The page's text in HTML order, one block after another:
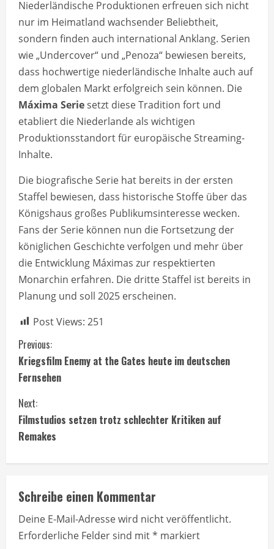
Niederländische Produktionen erfreuen sich nicht
nur im Heimatland wachsender Beliebtheit,
sondern finden auch international Anklang. Serien
wie „Undercover“ und „Penoza“ bewiesen bereits,
dass hochwertige niederländische Inhalte auch auf
dem globalen Markt erfolgreich sein können. Die
Máxima Seriesetzt diese Tradition fort und
etabliert die Niederlande als wichtigen
Produktionsstandort für europäische Streaming-
Inhalte.
Die biografische Serie hat bereits in der ersten
Staffel bewiesen, dass historische Stoffe über das
Königshaus großes Publikumsinteresse wecken.
Fans der Serie können nun die Fortsetzung der
königlichen Geschichte verfolgen und mehr über
die Entwicklung Máximas zur respektierten
Monarchin erfahren. Die dritte Staffel ist bereits in
Planung und soll 2025 erscheinen.
Post Views: 251
C
o
n
t
u
e
Previous:
Kriegsfilm Enemy at the Gates heute im deutschen
Fernsehen
Next:
Filmstudios setzen trotz schlechter Kritiken auf
Remakes
Schreibe einen Kommentar
Deine E-Mail-Adresse wird nicht veröffentlicht.
Erforderliche Felder sind mit* markiert